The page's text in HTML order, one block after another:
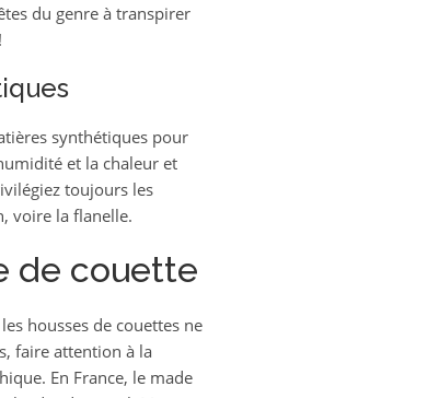
du genre à transpirer
synthétiques pour
et la chaleur et
toujours les
voire la flanelle.
de couette
housses de couettes ne
faire attention à la
En France, le made